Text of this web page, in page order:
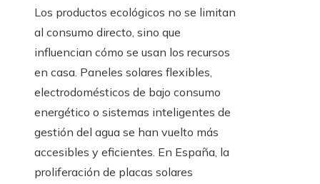
Los productos ecológicos no se limitan
al consumo directo, sino que
influencian cómo se usan los recursos
en casa. Paneles solares flexibles,
electrodomésticos de bajo consumo
energético o sistemas inteligentes de
gestión del agua se han vuelto más
accesibles y eficientes. En España, la
proliferación de placas solares